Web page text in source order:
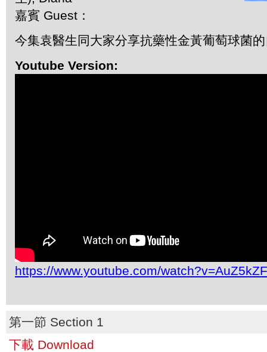
嘉賓 Guest：
今集袁醫生同大家分享抗藥性金黃葡萄球菌
Youtube Version:
https://www.youtube.com/
第一節 Section 1
下載 Download